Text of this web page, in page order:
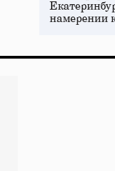
намерении